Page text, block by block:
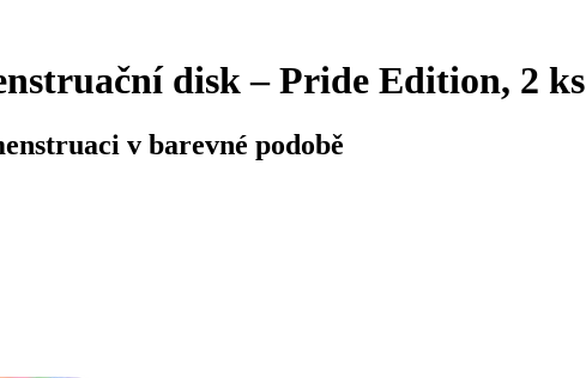
disk – Pride Edition, 2 ks
v barevné podobě